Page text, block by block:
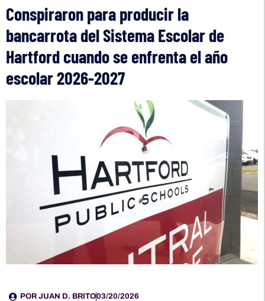
Conspiraron para producir la
bancarrota del Sistema Escolar de
Hartford cuando se enfrenta el año
escolar 2026-2027
POR JUAN D. BRITO03/20/2026